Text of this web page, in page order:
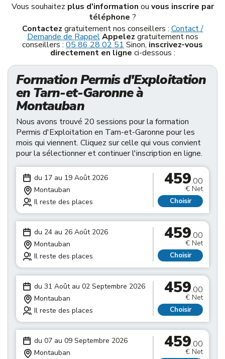
Vous souhaitez plus d'information ou vous inscrire par
téléphone ?
Contactez gratuitement nos conseillers : Contact /
Demande de Rappel Appelez gratuitement nos
conseillers : 05 86 28 02 51 Sinon, inscrivez-vous
directement en ligne ci-dessous :
Formation Permis d'Exploitation
en Tarn-et-Garonne à
Montauban
Nous avons trouvé 20 sessions pour la formation
Permis d'Exploitation en Tarn-et-Garonne pour les
mois qui viennent. Cliquez sur celle qui vous convient
pour la sélectionner et continuer l'inscription en ligne.
du 17 au 19 Août 2026
Montauban
Il reste des places
459.00
€ Net
Choisir
du 24 au 26 Août 2026
Montauban
Il reste des places
459.00
€ Net
Choisir
du 31 Août au 02 Septembre 2026
Montauban
Il reste des places
459.00
€ Net
Choisir
du 07 au 09 Septembre 2026
Montauban
459.00
€ Net